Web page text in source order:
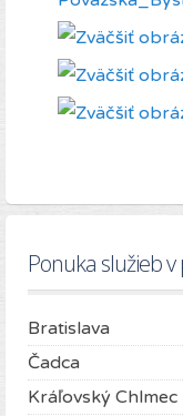
Ponuka služieb
Bratislava
Čadca
Kráľovský Chlmec